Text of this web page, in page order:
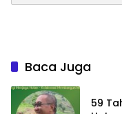
Baca Juga
59